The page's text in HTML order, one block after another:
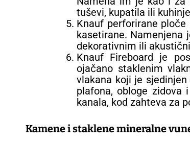
tuševi, kupatila ili
Knauf perforirane
kasetirane. Namenjena
dekorativnim ili
Knauf Fireboard je
ojačano staklenim
vlakana koji je
plafona, obloge zidova
kanala, kod zahteva za
Kamene i staklene mineralne